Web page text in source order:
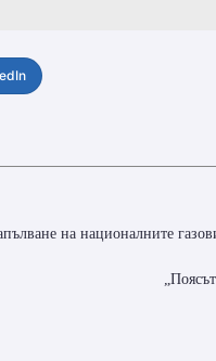
на националните